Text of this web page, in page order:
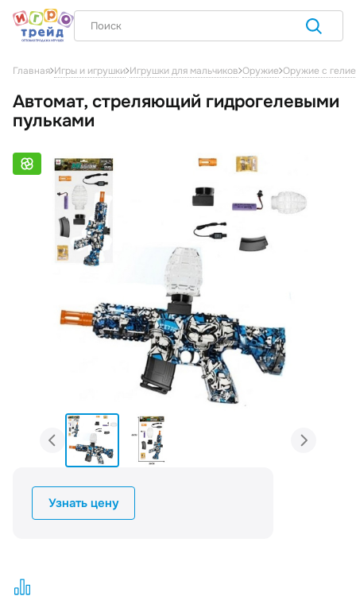
Главная Игры и игрушки Игрушки для мальчиков Оружие Оружие с
Автомат, стреляющий гидрогелевыми
пульками
Узнать цену